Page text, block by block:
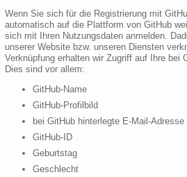
Wenn Sie sich für die Registrierung mit
automatisch auf die Plattform von GitHub
sich mit Ihren Nutzungsdaten anmelden.
unserer Website bzw. unseren Diensten
Verknüpfung erhalten wir Zugriff auf Ihre bei
Dies sind vor allem:
GitHub-Name
GitHub-Profilbild
bei GitHub hinterlegte E-Mail-Adresse
GitHub-ID
Geburtstag
Geschlecht